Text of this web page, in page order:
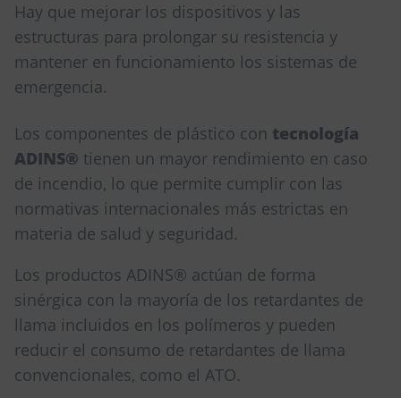
Hay que mejorar los dispositivos y las
estructuras para prolongar su resistencia y
mantener en funcionamiento los sistemas de
emergencia.
Los componentes de plástico con tecnología
ADINS® tienen un mayor rendimiento en caso
de incendio, lo que permite cumplir con las
normativas internacionales más estrictas en
materia de salud y seguridad.
Los productos ADINS® actúan de forma
sinérgica con la mayoría de los retardantes de
llama incluidos en los polímeros y pueden
reducir el consumo de retardantes de llama
convencionales, como el ATO.